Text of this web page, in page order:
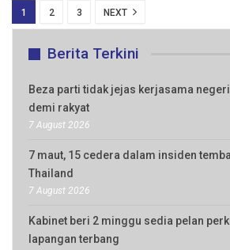
1 2 3 NEXT
Berita Terkini
Beza parti tidak jejas kerjasama
demi rakyat
7 August 2026
7 maut, 15 cedera dalam insiden
Thailand
7 August 2026
Kabinet beri 2 minggu sedia pelan
lapangan terbang